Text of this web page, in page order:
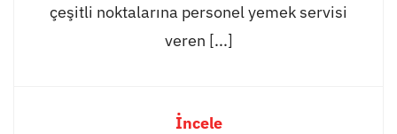
çeşitli noktalarına personel yemek servisi
veren [...]
İncele